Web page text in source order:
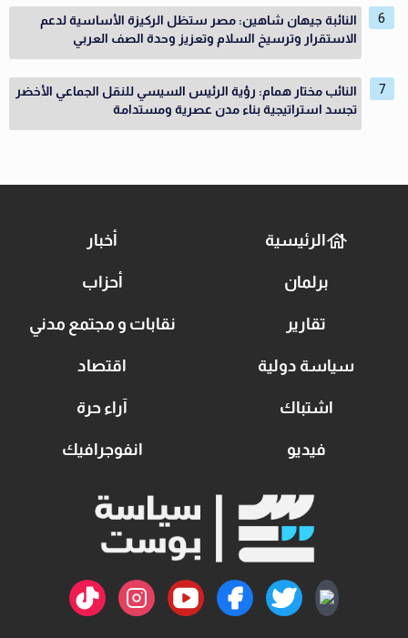
النائبة جيهان شاهين: مصر ستظل الركيزة الأساسية لدعم
الاستقرار وترسيخ السلام وتعزيز وحدة الصف العربي
النائب مختار همام: رؤية الرئيس السيسي للنقل الجماعي الأخضر
تجسد استراتيجية بناء مدن عصرية ومستدامة
الرئيسية أخبار
برلمان أحزاب
تقارير نقابات و مجتمع مدني
سياسة دولية اقتصاد
اشتباك آراء حرة
فيديو انفوجرافيك